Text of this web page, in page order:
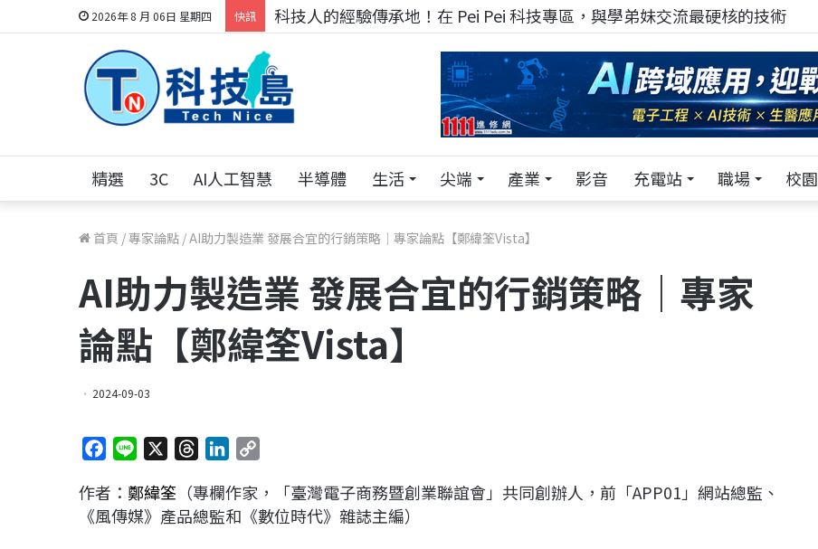
2026年 8 月 06日 星期四 快訊 科技人的經驗傳承地！在 Pei Pei 科技專區，與學弟妹交流最硬核的技術
精選 3C AI人工智慧 半導體 生活 尖端 產業 影音 充電站 職場 校園
首頁 /專家論點 /AI助力製造業 發展合宜的行銷策略｜專家論點【鄭緯筌Vista】
AI助力製造業 發展合宜的行銷策略｜專家
論點【鄭緯筌Vista】
2024-09-03
c
e
n
e
r
e
n
k
p
y
作者： 鄭緯筌 （專欄作家，「臺灣電子商務暨創業聯誼會」共同創辦人，前「APP01」網站總監、
《風傳媒》產品總監和《數位時代》雜誌主編）